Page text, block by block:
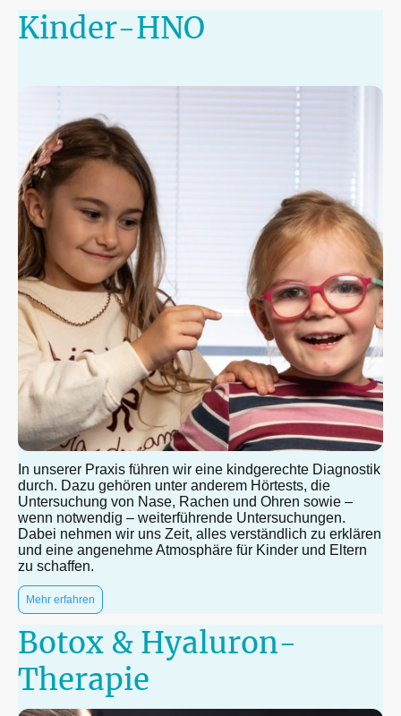
Kinder-HNO
In unserer Praxis führen wir eine kindgerechte Diagnostik
durch. Dazu gehören unter anderem Hörtests, die
Untersuchung von Nase, Rachen und Ohren sowie –
wenn notwendig – weiterführende Untersuchungen.
Dabei nehmen wir uns Zeit, alles verständlich zu erklären
und eine angenehme Atmosphäre für Kinder und Eltern
zu schaffen.
Mehr erfahren
Botox & Hyaluron-
Therapie